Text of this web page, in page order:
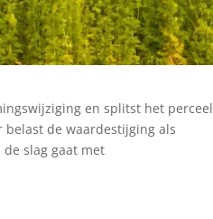
en splitst het perceel
de waardestijging als
slag gaat met